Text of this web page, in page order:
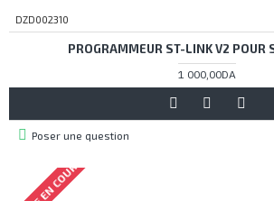
DZD002310
PROGRAMMEUR ST-LINK V2 POUR
1 000,00DA
Poser une question